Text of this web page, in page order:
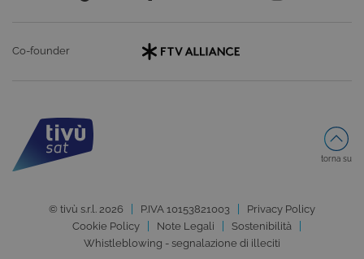
Co-founder
torna su
© tivù s.r.l. 2026 P.IVA 10153821003
Privacy Policy
Cookie Policy
Note Legali
Sostenibilità
Whistleblowing - segnalazione di illeciti
c$CookieConsentPolicy
VISITOR_PRIVACY_METADATA
YouTube
Google Privacy Policy